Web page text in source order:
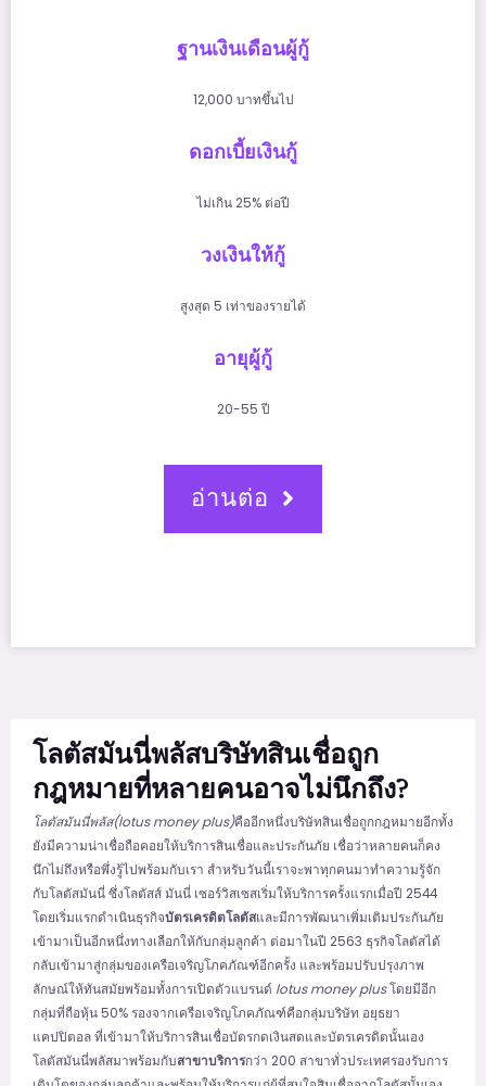
ฐานเงินเดือนผู้กู้
12,000 บาทขึ้นไป
ดอกเบี้ยเงินกู้
ไม่เกิน 25% ต่อปี
วงเงินให้กู้
สูงสุด 5 เท่าของรายได้
อายุผู้กู้
20-55 ปี
อ่านต่อ
โลตัสมันนี่พลัสบริษัทสินเชื่อถูก
กฎหมายที่หลายคนอาจไม่นึกถึง?
โลตัสมันนี่พลัส(lotus money plus)คืออีกหนึ่งบริษัทสินเชื่อถูกกฎหมายอีกทั้ง
ยังมีความน่าเชื่อถือคอยให้บริการสินเชื่อและประกันภัย เชื่อว่าหลายคนก็คง
นึกไม่ถึงหรือพึ่งรู้ไปพร้อมกับเรา สำหรับวันนี้เราจะพาทุกคนมาทำความรู้จัก
กับโลตัสมันนี่ ซึ่งโลตัสส์ มันนี่ เซอร์วิสเซสเริ่มให้บริการครั้งแรกเมื่อปี 2544
โดยเริ่มแรกดำเนินธุรกิจบัตรเครดิตโลตัสและมีการพัฒนาเพิ่มเติมประกันภัย
เข้ามาเป็นอีกหนึ่งทางเลือกให้กับกลุ่มลูกค้า ต่อมาในปี 2563 ธุรกิจโลตัสได้
กลับเข้ามาสู่กลุ่มของเครือเจริญโภคภัณฑ์อีกครั้ง และพร้อมปรับปรุงภาพ
ลักษณ์ให้ทันสมัยพร้อมทั้งการเปิดตัวแบรนด์ lotus money plusโดยมีอีก
กลุ่มที่ถือหุ้น 50% รองจากเครือเจริญโภคภัณฑ์คือกลุ่มบริษัท อยุธยา
แคปปิตอล ที่เข้ามาให้บริการสินเชื่อบัตรกดเงินสดและบัตรเครดิตนั้นเอง
โลตัสมันนี่พลัสมาพร้อมกับสาขาบริการกว่า 200 สาขาทั่วประเทศรองรับการ